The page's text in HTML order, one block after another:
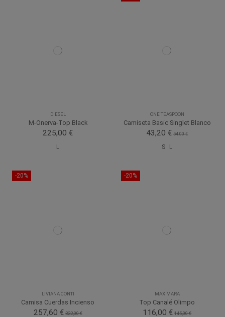
DIESEL
M-Onerva-Top Black
225,00 €
L
ONE TEASPOON
Camiseta Basic Singlet Blanco
43,20 € 54,00 €
S L
-20%
LIVIANA CONTI
Camisa Cuerdas Incienso
257,60 € 322,00 €
-20%
MAX MARA
Top Canalé Olimpo
116,00 € 145,00 €